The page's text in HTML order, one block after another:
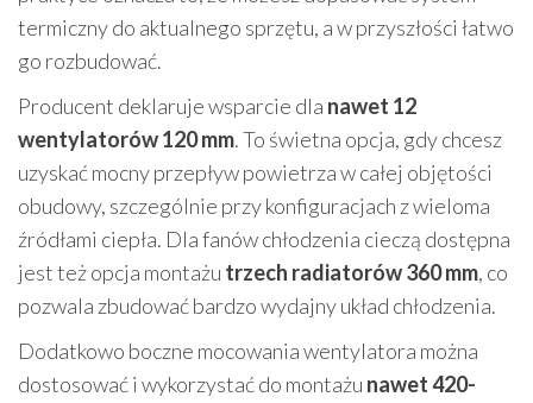
termiczny do aktualnego sprzętu, a w przyszłości łatwo
go rozbudować.
Producent deklaruje wsparcie dla nawet 12
wentylatorów 120 mm. To świetna opcja, gdy chcesz
uzyskać mocny przepływ powietrza w całej objętości
obudowy, szczególnie przy konfiguracjach z wieloma
źródłami ciepła. Dla fanów chłodzenia cieczą dostępna
jest też opcja montażu trzech radiatorów 360 mm, co
pozwala zbudować bardzo wydajny układ chłodzenia.
Dodatkowo boczne mocowania wentylatora można
dostosować i wykorzystać do montażu nawet 420-